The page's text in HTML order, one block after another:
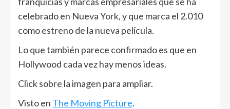
celebrado en Nueva York, y que marca el 2.010
como estreno de la nueva película.
Lo que también parece confirmado es que en
Hollywood cada vez hay menos ideas.
Click sobre la imagen para ampliar.
Visto en The Moving Picture.